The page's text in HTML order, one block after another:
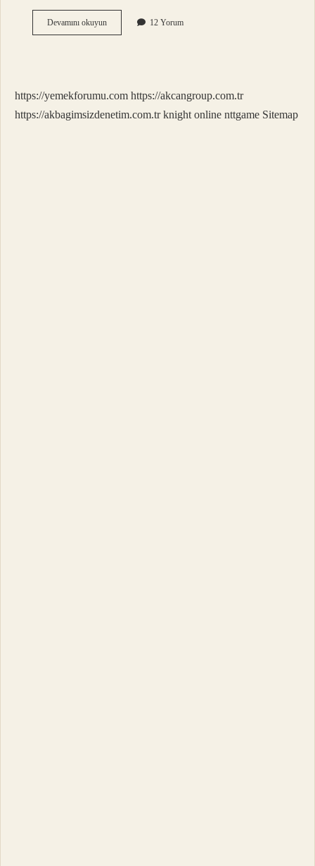
Devamını okuyunCıs
Nedir
12 Yorum
https://yemekforumu.com https://akcangroup.com.tr
https://akbagimsizdenetim.com.tr knight online nttgame Sitemap